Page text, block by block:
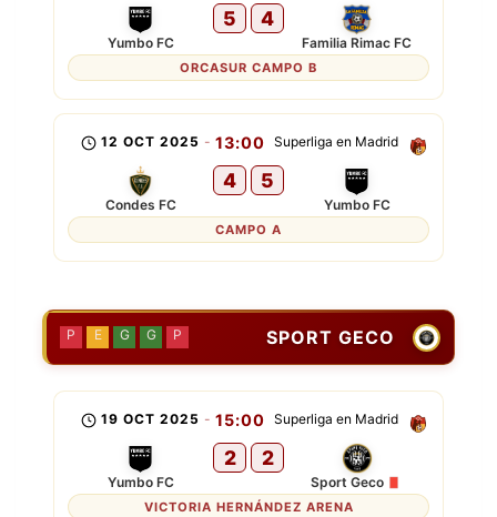
Yumbo FC
5 4
Familia Rimac FC
ORCASUR CAMPO B
Superliga en Madrid
12 OCT 2025 - 13:00
Condes FC
4 5
Yumbo FC
CAMPO A
SPORT GECO
P E G G P
Superliga en Madrid
19 OCT 2025 - 15:00
Yumbo FC
2 2
Sport Geco
VICTORIA HERNÁNDEZ ARENA